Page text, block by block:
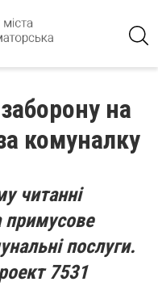
на
комуналку
читанні
примусове
послуги.
7531